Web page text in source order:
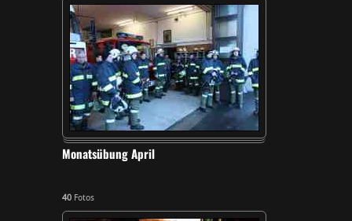
Monatsübung April
40 Fotos